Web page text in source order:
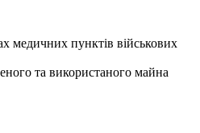
медичних пунктів військових
та використаного майна